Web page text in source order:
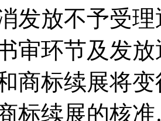
发放不予受
审环节及发
商标续展将
标续展的核